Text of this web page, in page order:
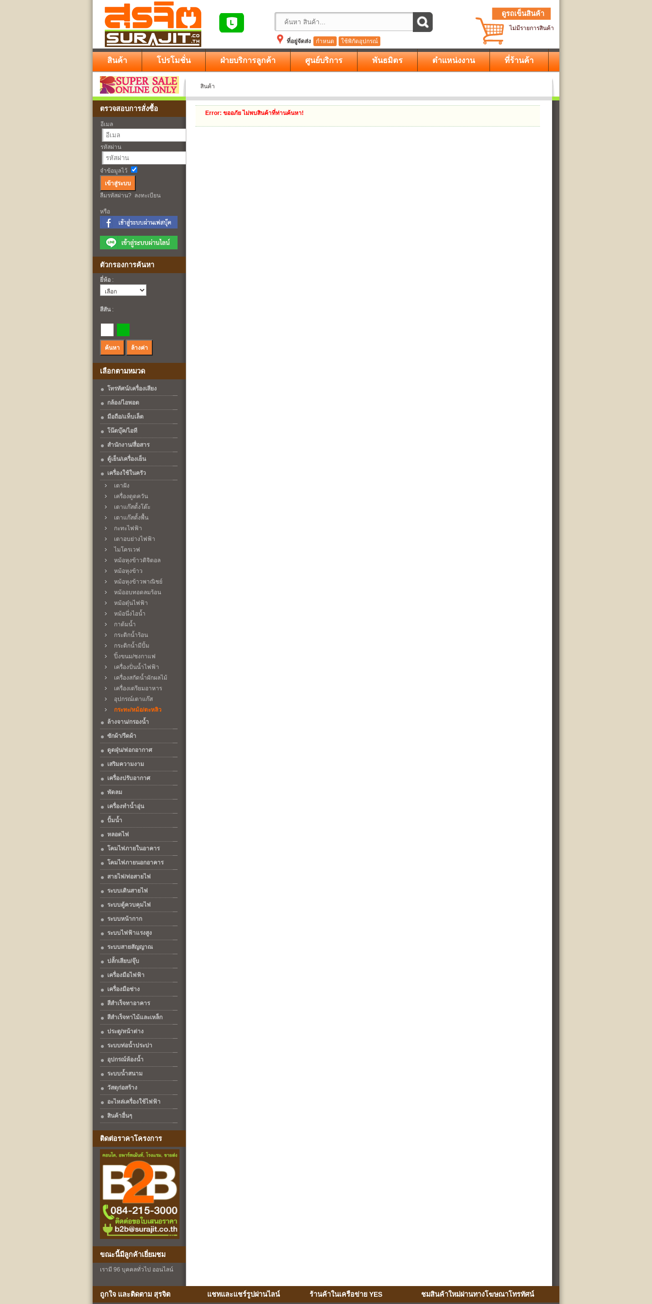
ดูรถเข็นสินค้า
ไม่มีรายการสินค้า
ที่อยู่จัดส่ง
กำหนด ใช้พิกัดอุปกรณ์
สินค้า โปรโมชั่น ฝ่ายบริการลูกค้า ศูนย์บริการ พันธมิตร ตำแหน่งงาน ที่ร้านค้า
สินค้า
Error: ขออภัย ไม่พบสินค้าที่ท่านค้นหา!
ตรวจสอบการสั่งซื้อ
อีเมล
รหัสผ่าน
จำข้อมูลไว้
ลืมรหัสผ่าน? ลงทะเบียน
หรือ
ตัวกรองการค้นหา
ยี่ห้อ :
สีสัน:
เลือกตามหมวด
โทรทัศน์/เครื่องเสียง
กล้อง/ไอพอด
มือถือ/แท็บเล็ต
โน๊ตบุ๊ค/ไอที
สำนักงาน/สื่อสาร
ตู้เย็น/เครื่องเย็น
เครื่องใช้ในครัว
เตาฝัง
เครื่องดูดควัน
เตาแก๊สตั้งโต๊ะ
เตาแก๊สตั้งพื้น
กะทะไฟฟ้า
เตาอบย่างไฟฟ้า
ไมโครเวฟ
หม้อหุงข้าวดิจิตอล
หม้อหุงข้าว
หม้อหุงข้าวพาณิชย์
หม้ออบทอดลมร้อน
หม้อตุ๋นไฟฟ้า
หม้อนึ่งไอน้ำ
กาต้มน้ำ
กระติกน้ำร้อน
กระติกน้ำมีปั้ม
ปิ้งขนม/ชงกาแฟ
เครื่องปั่นน้ำไฟฟ้า
เครื่องสกัดน้ำผักผลไม้
เครื่องเตรียมอาหาร
อุปกรณ์เตาแก๊ส
กระทะ/หม้อ/ตะหลิว
ล้างจาน/กรองน้ำ
ซักผ้า/รีดผ้า
ดูดฝุ่น/ฟอกอากาศ
เสริมความงาม
เครื่องปรับอากาศ
พัดลม
เครื่องทำน้ำอุ่น
ปั้มน้ำ
หลอดไฟ
โคมไฟภายในอาคาร
โคมไฟภายนอกอาคาร
สายไฟ/ท่อสายไฟ
ระบบเดินสายไฟ
ระบบตู้ควบคุมไฟ
ระบบหน้ากาก
ระบบไฟฟ้าแรงสูง
ระบบสายสัญญาณ
ปลั้กเสียบ/จุ๊บ
เครื่องมือไฟฟ้า
เครื่องมือช่าง
สีสำเร็จทาอาคาร
สีสำเร็จทาไม้และเหล็ก
ประตู/หน้าต่าง
ระบบท่อน้ำประปา
อุปกรณ์ห้องน้ำ
ระบบน้ำสนาม
วัสดุก่อสร้าง
อะไหล่เครื่องใช้ไฟฟ้า
สินค้าอื่นๆ
ติดต่อราคาโครงการ
ขณะนี้มีลูกค้าเยี่ยมชม
เรามี 96 บุคคลทั่วไป ออนไลน์
ถูกใจ และติดตาม สุรจิต แชทและแชร์รูปผ่านไลน์ ร้านค้าในเครือข่าย YES ชมสินค้าใหม่ผ่านทางโฆษณาโทรทัศน์